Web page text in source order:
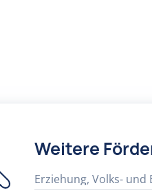
Weitere
Erziehung, Volks-